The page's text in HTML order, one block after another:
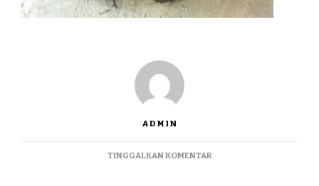
ADMIN
TINGGALKAN KOMENTARPADA